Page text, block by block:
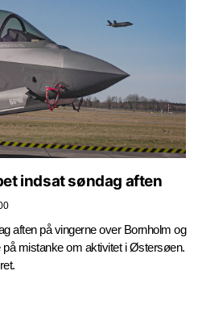
indsat søndag aften
aften på vingerne over Bornholm og
mistanke om aktivitet i Østersøen.